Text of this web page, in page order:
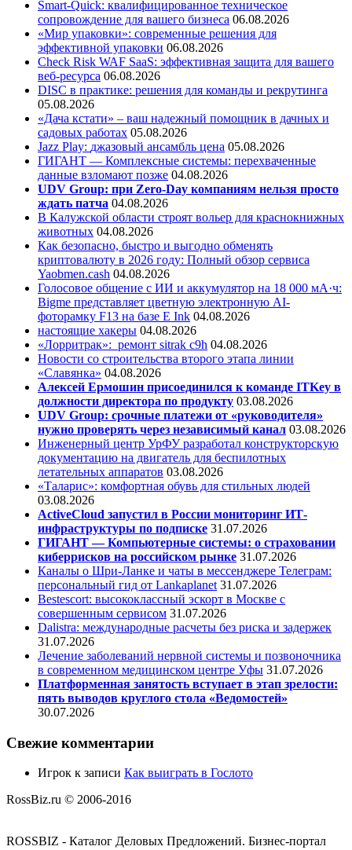
Smart-Quick: квалифицированное техническое
сопровождение для вашего бизнеса 06.08.2026
«Мир упаковки»: современные решения для
эффективной упаковки 06.08.2026
Check Risk WAF SaaS: эффективная защита для вашего
веб-ресурса 06.08.2026
DISC в практике: решения для команды и рекрутинга
05.08.2026
«Дача кстати» – ваш надежный помощник в дачных и
садовых работах 05.08.2026
Jazz Play: джазовый ансамбль цена 05.08.2026
ГИГАНТ — Комплексные системы: перехваченные
данные взломают позже 04.08.2026
UDV Group: при Zero-Day компаниям нельзя просто
ждать патча 04.08.2026
В Калужской области строят вольер для краснокнижных
животных 04.08.2026
Как безопасно, быстро и выгодно обменять
криптовалюту в 2026 году: Полный обзор сервиса
Yaobmen.cash 04.08.2026
Голосовое общение с ИИ и аккумулятор на 18 000 мА·ч:
Bigme представляет цветную электронную AI-
фоторамку F13 на базе E Ink 04.08.2026
настоящие хакеры 04.08.2026
«Лорритрак»: ремонт sitrak c9h 04.08.2026
Новости со строительства второго этапа линии
«Славянка» 04.08.2026
Алексей Ермошин присоединился к команде ITKey в
должности директора по продукту 03.08.2026
UDV Group: срочные платежи от «руководителя»
нужно проверять через независимый канал 03.08.2026
Инженерный центр УрФУ разработал конструкторскую
документацию на двигатель для беспилотных
летательных аппаратов 03.08.2026
«Таларис»: комфортная обувь для стильных людей
03.08.2026
ActiveCloud запустил в России мониторинг ИТ-
инфраструктуры по подписке 31.07.2026
ГИГАНТ — Компьютерные системы: о страховании
киберрисков на российском рынке 31.07.2026
Каналы о Шри-Ланке и чаты в мессенджере Телеграм:
персональный гид от Lankaplanet 31.07.2026
Bestescort: высококлассный эскорт в Москве с
совершенным сервисом 31.07.2026
Dalistra: международные расчеты без риска и задержек
31.07.2026
Лечение заболеваний нервной системы и позвоночника
в современном медицинском центре Уфы 31.07.2026
Платформенная занятость вступает в этап зрелости:
пять выводов круглого стола «Ведомостей»
30.07.2026
Свежие комментарии
Игрок к записи Как выиграть в Гослото
RossBiz.ru © 2006-2016
ROSSBIZ - Каталог Деловых Предложений. Бизнес-портал